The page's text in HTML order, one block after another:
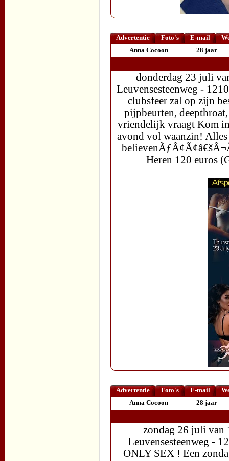
Advertentie Foto's E-mail
Anna Cocoon
28 jaar
donderdag 23 juli
Leuvensesteenweg -
clubsfeer zal op zijn
pijpbeurten, deepthroat,
vriendelijk vraagt Kom
avond vol waanzin!
Heren 120 euros
Advertentie Foto's E-mail
Anna Cocoon
28 jaar
zondag 26 juli van
Leuvensesteenweg -
ONLY SEX ! Een